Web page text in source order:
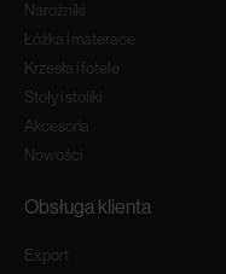
Narożniki
Łóżka i materace
Krzesła i fotele
Stoły i stoliki
Akcesoria
Nowości
Obsługa klienta
Export